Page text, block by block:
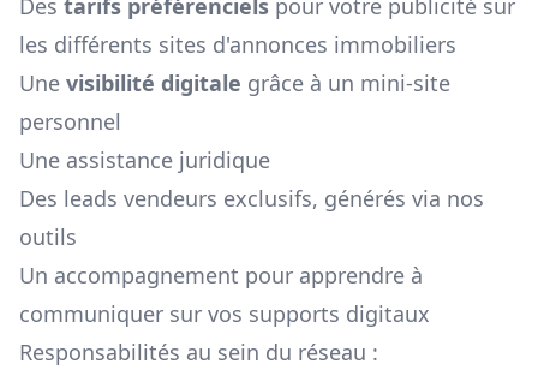
Des tarifs préférenciels pour votre publicité sur
les différents sites d'annonces immobiliers
Une visibilité digitale grâce à un mini-site
personnel
Une assistance juridique
Des leads vendeurs exclusifs, générés via nos
outils
Un accompagnement pour apprendre à
communiquer sur vos supports digitaux
Responsabilités au sein du réseau :